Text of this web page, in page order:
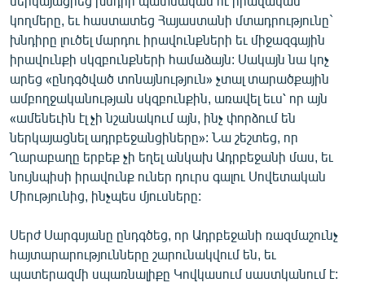
կողմերը, եւ հաստատեց Հայաստանի մտադրությունը`
խնդիրը լուծել մարդու իրավունքների եւ միջազգային
իրավունքի սկզբունքների համաձայն: Սակայն նա կոչ
արեց «ընդգծված տոնայնություն» չտալ տարածքային
ամբողջականության սկզբունքին, առավել եւս՝ որ այն
«ամենեւին էլ չի նշանակում այն, ինչ փորձում են
ներկայացնել ադրբեջանցիները»: Նա շեշտեց, որ
Ղարաբաղը երբեք չի եղել անկախ Ադրբեջանի մաս, եւ
նույնպիսի իրավունք ուներ դուրս գալու Սովետական
Միությունից, ինչպես մյուսները:
Սերժ Սարգսյանը ընդգծեց, որ Ադրբեջանի ռազմաշունչ
հայտարարությունները շարունակվում են, եւ
պատերազմի սպառնալիքը Կովկասում սաստկանում է: